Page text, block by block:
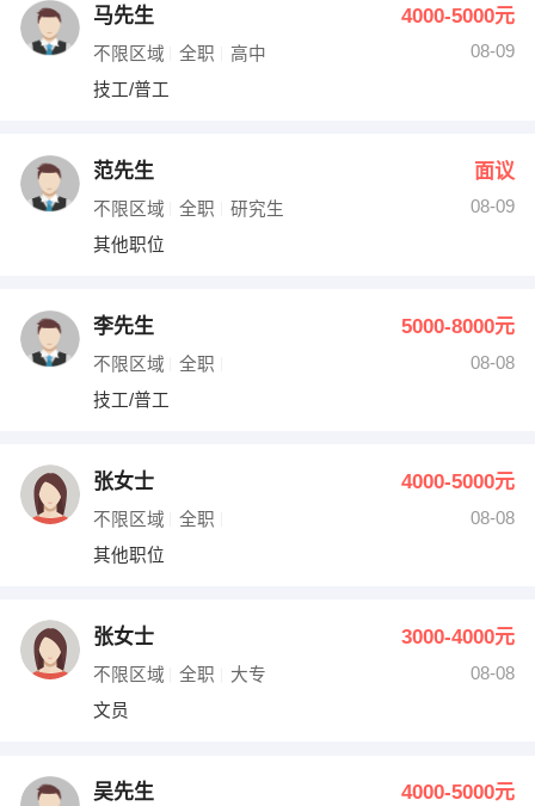
其他职位
马先生 4000-5000元
不限区域 全职 高中
08-09
技工/普工
范先生 面议
不限区域 全职 研究生
08-09
其他职位
李先生 5000-8000元
不限区域 全职
08-08
技工/普工
张女士 4000-5000元
不限区域 全职
08-08
其他职位
张女士 3000-4000元
不限区域 全职 大专
08-08
文员
吴先生 4000-5000元